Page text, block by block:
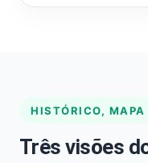
HISTÓRICO, MAPA
Três visões